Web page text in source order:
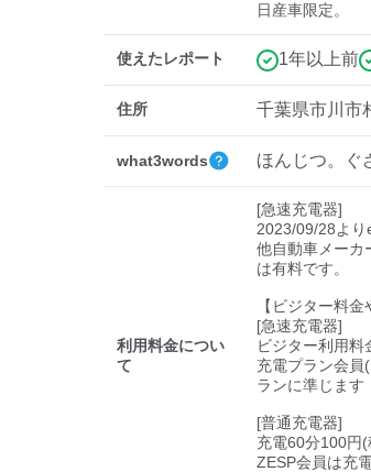
日産車限定。
使えたレポート 1年以上前
住所 千葉県市川市
what3words ほんじつ。ぐ
利用料金につい
て
[急速充電器]
2023/09/28より
他自動車メーカ
は有料です。
【ビジター料
[急速充電器]
ビジター利用料
充電プラン会員
ランに準じます
[普通充電器]
充電60分100円(
ZESP会員は充